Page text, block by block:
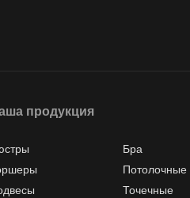
продукция
Бра
Потолочные
Точечные